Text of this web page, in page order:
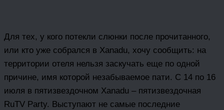
Для тех, у кого потекли слюнки после прочитанного,
или кто уже собрался в Xanadu, хочу сообщить: на
территории отеля нельзя заскучать еще по одной
причине, имя которой незабываемое пати. С 14 по 16
июля в пятизвездочном Xanadu – пятизвездочная
RuTV Party. Выступают не самые последние